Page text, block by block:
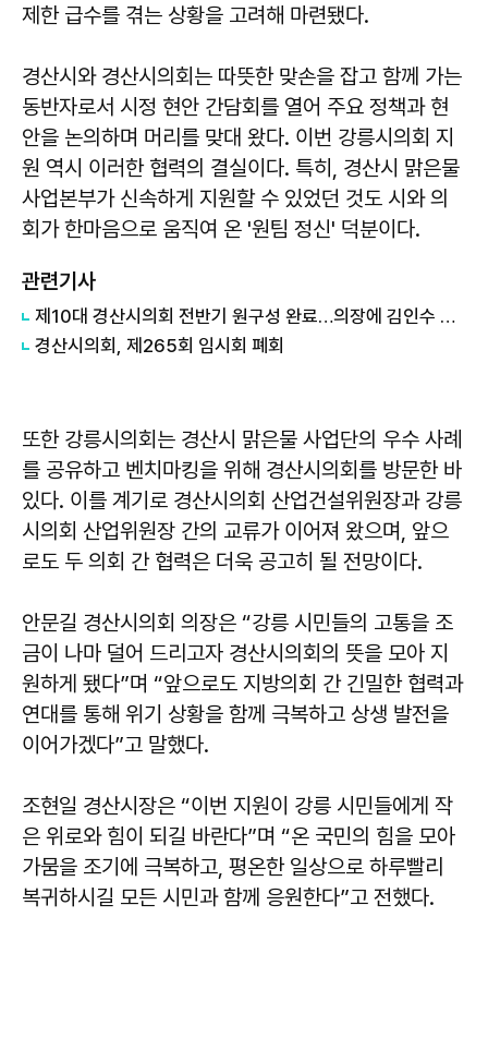
제한 급수를 겪는 상황을 고려해 마련됐다.
경산시와 경산시의회는 따뜻한 맞손을 잡고 함께 가는
동반자로서 시정 현안 간담회를 열어 주요 정책과 현
안을 논의하며 머리를 맞대 왔다. 이번 강릉시의회 지
원 역시 이러한 협력의 결실이다. 특히, 경산시 맑은물
사업본부가 신속하게 지원할 수 있었던 것도 시와 의
회가 한마음으로 움직여 온 '원팀 정신' 덕분이다.
관련기사
제10대 경산시의회 전반기 원구성 완료…의장에 김인수 의원
경산시의회, 제265회 임시회 폐회
또한 강릉시의회는 경산시 맑은물 사업단의 우수 사례
를 공유하고 벤치마킹을 위해 경산시의회를 방문한 바
있다. 이를 계기로 경산시의회 산업건설위원장과 강릉
시의회 산업위원장 간의 교류가 이어져 왔으며, 앞으
로도 두 의회 간 협력은 더욱 공고히 될 전망이다.
안문길 경산시의회 의장은 “강릉 시민들의 고통을 조
금이 나마 덜어 드리고자 경산시의회의 뜻을 모아 지
원하게 됐다”며 “앞으로도 지방의회 간 긴밀한 협력과
연대를 통해 위기 상황을 함께 극복하고 상생 발전을
이어가겠다”고 말했다.
조현일 경산시장은 “이번 지원이 강릉 시민들에게 작
은 위로와 힘이 되길 바란다”며 “온 국민의 힘을 모아
가뭄을 조기에 극복하고, 평온한 일상으로 하루빨리
복귀하시길 모든 시민과 함께 응원한다”고 전했다.